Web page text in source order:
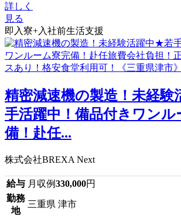
詳しく
見る
即入寮+入社前生活支援
精密減速機の製造！未経
手活躍中！備品付きワンル
備！赴任...
株式会社BREXA Next
給与 月収例330,000円
勤務
地
三重県 津市